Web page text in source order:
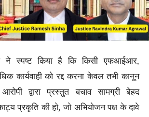
ने स्पष्ट किया है कि किसी एफआईआर,
कार्यवाही को रद्द करना केवल तभी कानून
द्वारा प्रस्तुत बचाव सामग्री बेहद
प्रकृति की हो, जो अभियोजन पक्ष के दावे